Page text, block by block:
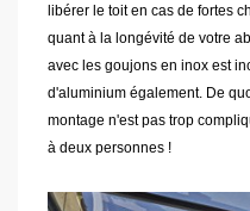
libérer le toit en cas de fortes
quant à la longévité de votre
avec les goujons en inox est
d'aluminium également. De
montage n'est pas trop
à deux personnes !